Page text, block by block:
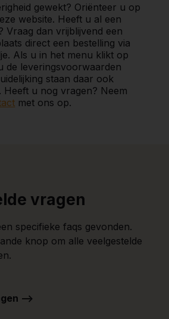
gewekt? Oriënteer u op
website. Heeft u al een
Vraag dan vrijblijvend een
direct een bestelling via
Als u in het menu klikt op
de leveringsvoorwaarden
staan daar ook
Heeft u nog vragen? Neem
met ons op.
vragen
specifieke faqs gevonden.
knop om alle veelgestelde
-->